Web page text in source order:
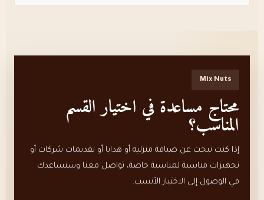
Mix Nuts
محتاج مساعدة في اختيار القسم
المناسب؟
إذا كنت تبحث عن ضيافة منزلية أو هدايا أو تقديمات شركات أو
تجهيزات مناسبة لمناسبة خاصة، تواصل معنا وسنساعدك
في الوصول إلى الاختيار الأنسب.